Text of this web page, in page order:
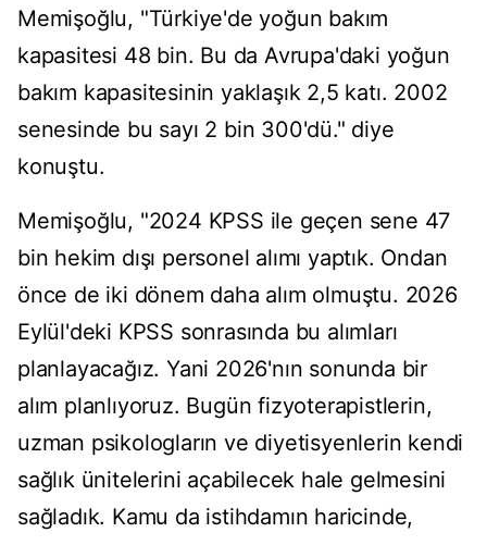
Memişoğlu, "Türkiye'de yoğun bakım
kapasitesi 48 bin. Bu da Avrupa'daki yoğun
bakım kapasitesinin yaklaşık 2,5 katı. 2002
senesinde bu sayı 2 bin 300'dü." diye
konuştu.
Memişoğlu, "2024 KPSS ile geçen sene 47
bin hekim dışı personel alımı yaptık. Ondan
önce de iki dönem daha alım olmuştu. 2026
Eylül'deki KPSS sonrasında bu alımları
planlayacağız. Yani 2026'nın sonunda bir
alım planlıyoruz. Bugün fizyoterapistlerin,
uzman psikologların ve diyetisyenlerin kendi
sağlık ünitelerini açabilecek hale gelmesini
sağladık. Kamu da istihdamın haricinde,